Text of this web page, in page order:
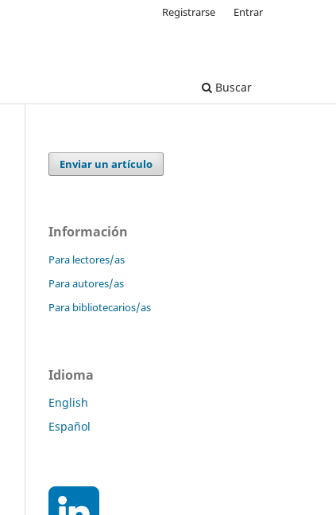
Buscar
Registrarse Entrar
Enviar un artículo
Información
Para lectores/as
Para autores/as
Para bibliotecarios/as
Idioma
English
Español